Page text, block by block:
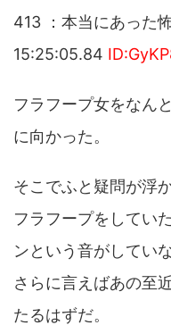
413 ：本当にあった
15:25:05.84
フラフープ女をなん
に向かった。
そこでふと疑問が浮か
フラフープをしてい
ンという音がしてい
さらに言えばあの至
たるはずだ。